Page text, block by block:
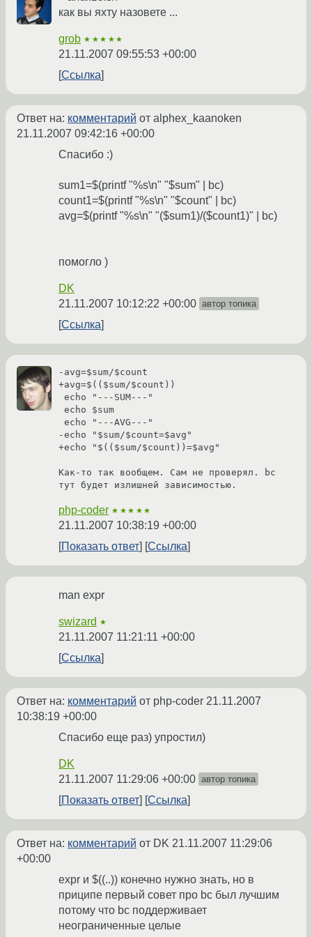
как вы яхту назовете ...
grob ★★★★★
21.11.2007 09:55:53 +00:00
Ссылка
Ответ на: комментарий от alphex_kaanoken
21.11.2007 09:42:16 +00:00
Спасибо :)
sum1=$(printf "%s\n" "$sum" | bc)
count1=$(printf "%s\n" "$count" | bc)
avg=$(printf "%s\n" "($sum1)/($count1)" | bc)
помогло )
DK
21.11.2007 10:12:22 +00:00 автор топика
Ссылка
-avg=$sum/$count
+avg=$(($sum/$count))
-echo "$sum/$count=$avg"
+echo "$(($sum/$count))=$avg"
Как-то так вообщем. Сам не проверял. bc
тут будет излишней зависимостью.
php-coder ★★★★★
21.11.2007 10:38:19 +00:00
Показать ответ
Ссылка
man expr
swizard ★
21.11.2007 11:21:11 +00:00
Ссылка
Ответ на: комментарий от php-coder 21.11.2007
10:38:19 +00:00
Спасибо еще раз) упростил)
DK
21.11.2007 11:29:06 +00:00 автор топика
Показать ответ Ссылка
Ответ на: комментарий от DK 21.11.2007 11:29:06
+00:00
expr и $((..)) конечно нужно знать, но в
приципе первый совет про bc был лучшим
потому что bc поддерживает
неограниченные целые